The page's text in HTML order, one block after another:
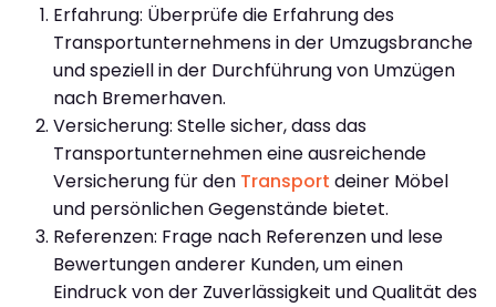
Erfahrung: Überprüfe die Erfahrung des
Transportunternehmens in der Umzugsbranche
und speziell in der Durchführung von Umzügen
nach Bremerhaven.
Versicherung: Stelle sicher, dass das
Transportunternehmen eine ausreichende
Versicherung für den Transport deiner Möbel
und persönlichen Gegenstände bietet.
Referenzen: Frage nach Referenzen und lese
Bewertungen anderer Kunden, um einen
Eindruck von der Zuverlässigkeit und Qualität des